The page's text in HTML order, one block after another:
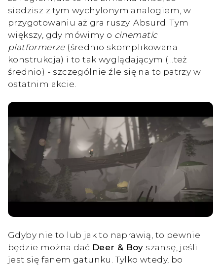
siedzisz z tym wychylonym analogiem, w
przygotowaniu aż gra ruszy. Absurd. Tym
większy, gdy mówimy o cinematic
platformerze(średnio skomplikowana
konstrukcja) i to tak wyglądającym (...też
średnio) - szczególnie źle się na to patrzy w
ostatnim akcie.
Gdyby nie to lub jak to naprawią, to pewnie
będzie można dać Deer & Boy szansę, jeśli
jest się fanem gatunku. Tylko wtedy, bo